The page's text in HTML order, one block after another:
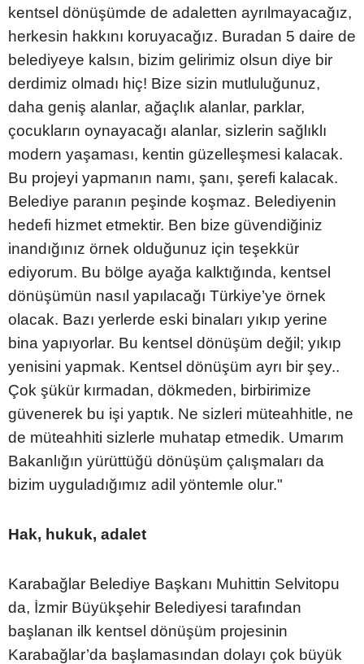
kentsel dönüşümde de adaletten ayrılmayacağız,
herkesin hakkını koruyacağız. Buradan 5 daire de
belediyeye kalsın, bizim gelirimiz olsun diye bir
derdimiz olmadı hiç! Bize sizin mutluluğunuz,
daha geniş alanlar, ağaçlık alanlar, parklar,
çocukların oynayacağı alanlar, sizlerin sağlıklı
modern yaşaması, kentin güzelleşmesi kalacak.
Bu projeyi yapmanın namı, şanı, şerefi kalacak.
Belediye paranın peşinde koşmaz. Belediyenin
hedefi hizmet etmektir. Ben bize güvendiğiniz
inandığınız örnek olduğunuz için teşekkür
ediyorum. Bu bölge ayağa kalktığında, kentsel
dönüşümün nasıl yapılacağı Türkiye’ye örnek
olacak. Bazı yerlerde eski binaları yıkıp yerine
bina yapıyorlar. Bu kentsel dönüşüm değil; yıkıp
yenisini yapmak. Kentsel dönüşüm ayrı bir şey..
Çok şükür kırmadan, dökmeden, birbirimize
güvenerek bu işi yaptık. Ne sizleri müteahhitle, ne
de müteahhiti sizlerle muhatap etmedik. Umarım
Bakanlığın yürüttüğü dönüşüm çalışmaları da
bizim uyguladığımız adil yöntemle olur."
Hak, hukuk, adalet
Karabağlar Belediye Başkanı Muhittin Selvitopu
da, İzmir Büyükşehir Belediyesi tarafından
başlanan ilk kentsel dönüşüm projesinin
Karabağlar’da başlamasından dolayı çok büyük